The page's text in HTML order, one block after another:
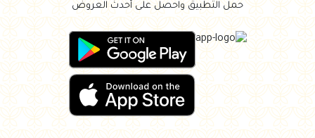
حمل التطبيق واحصل على أحدث العروض